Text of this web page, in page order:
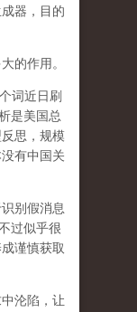
器，目的
的作用。
词近日刷
是美国总
思，规模
有中国关
别假消息
过似乎很
谨慎获取
沦陷，让